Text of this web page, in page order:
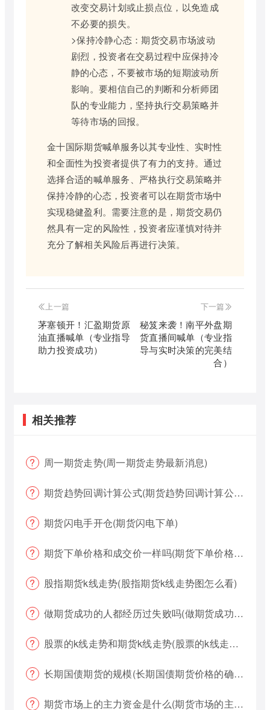
改变交易计划或止损点位，以免造成
不必要的损失。
>保持冷静心态：期货交易市场波动
剧烈，投资者在交易过程中应保持冷
静的心态，不要被市场的短期波动所
影响。要相信自己的判断和分析师团
队的专业能力，坚持执行交易策略并
等待市场的回报。
金十国际期货喊单服务以其专业性、实时性
和全面性为投资者提供了有力的支持。通过
选择合适的喊单服务、严格执行交易策略并
保持冷静的心态，投资者可以在期货市场中
实现稳健盈利。需要注意的是，期货交易仍
然具有一定的风险性，投资者应谨慎对待并
充分了解相关风险后再进行决策。
上一篇
茅塞顿开！汇盈期货原
油直播喊单（专业指导
助力投资成功）
下一篇
秘笈来袭！南平外盘期
货直播间喊单（专业指
导与实时决策的完美结
合）
相关推荐
周一期货走势(周一期货走势最新消息)
期货趋势回调计算公式(期货趋势回调计算公式是什么)
期货闪电手开仓(期货闪电下单)
期货下单价格和成交价一样吗(期货下单价格哪个好?)
股指期货k线走势(股指期货k线走势图怎么看)
做期货成功的人都经历过失败吗(做期货成功的人都经历过失败吗为什么)
股票的k线走势和期货k线走势(股票的k线走势和期货k线走势一样吗)
长期国债期货的规模(长期国债期货价格的确定)
期货市场上的主力资金是什么(期货市场的主力资金都是什么样的)